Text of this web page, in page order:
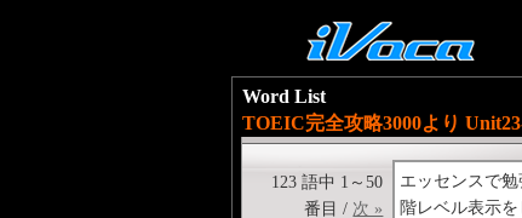
Word List
TOEIC完全攻略3000より
エッセンスで
階レベル表示
123 語中 1～50
番目 / 次 »